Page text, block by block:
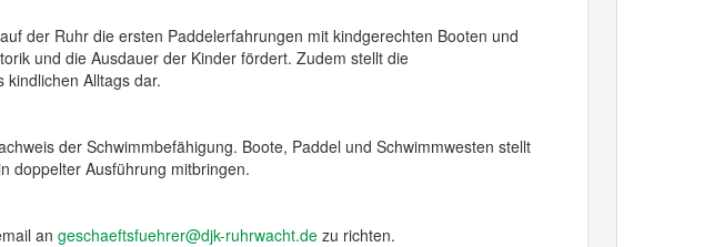
der Ruhr die ersten Paddelerfahrungen mit kindgerechten Booten und
und die Ausdauer der Kinder fördert. Zudem stellt die
Alltags dar.
der Schwimmbefähigung. Boote, Paddel und Schwimmwesten stellt
doppelter Ausführung mitbringen.
an geschaeftsfuehrer@djk-ruhrwacht.de zu richten.